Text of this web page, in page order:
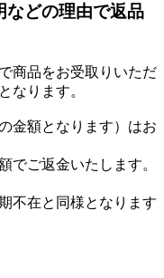
などの理由で返品
商品をお受取りいただ
なります。
金額となります）はお
でご返金いたします。
不在と同様となります